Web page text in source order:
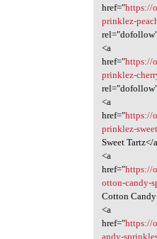
href="https://
prinklez-
<a
href="https://
prinklez-
<a
href="https://
prinklez-
Sweet Tartz</
<a
href="https://
otton-candy-
Cotton
<a
href="https://
andy-